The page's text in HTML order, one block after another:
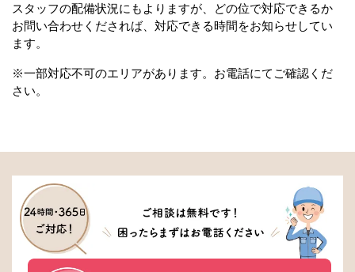
スタッフの配備状況にもよりますが、どの位で対応できるか
お問い合わせくだされば、対応できる時間をお知らせしてい
ます。
※一部対応不可のエリアがあります。お電話にてご確認くだ
さい。